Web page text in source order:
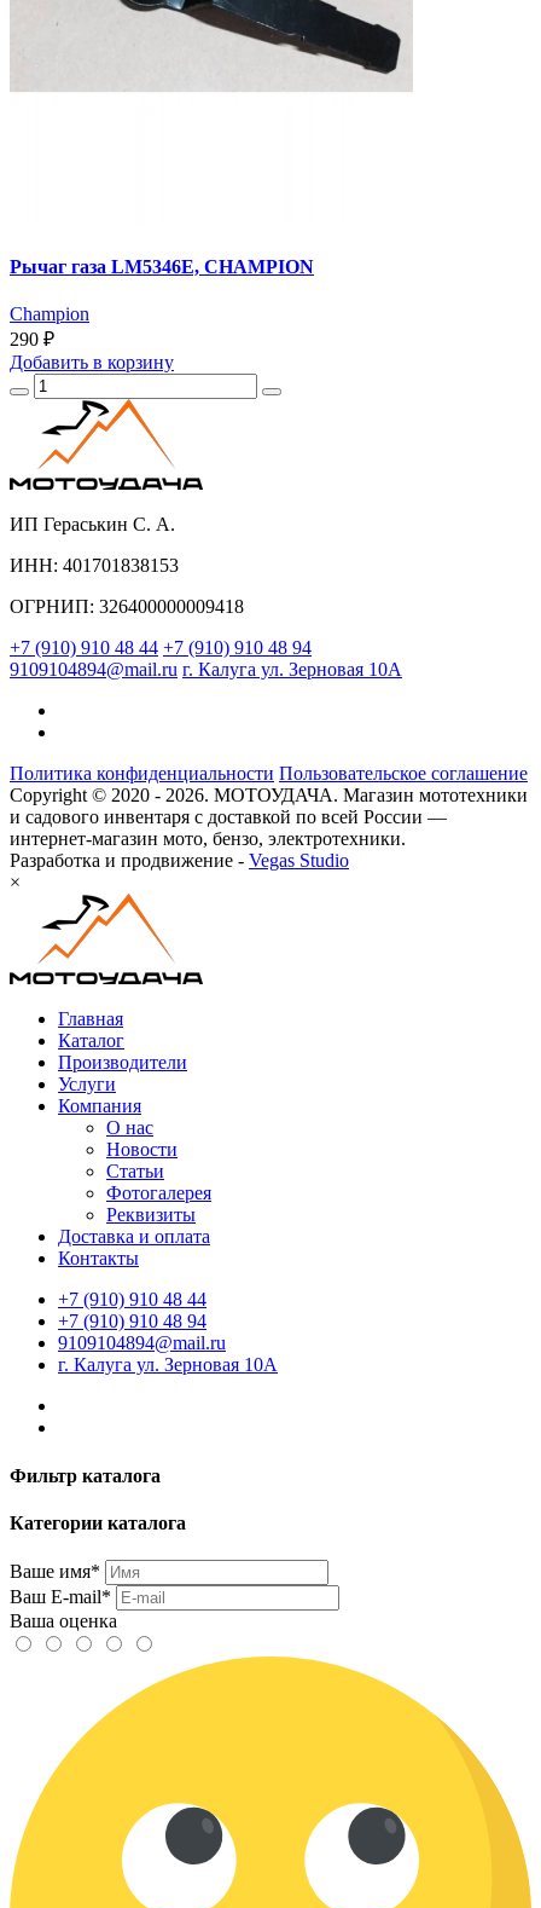
Рычаг газа LM5346E, CHAMPION
Champion
290 ₽
Добавить в корзину
ИП Гераськин С. А.
ИНН: 401701838153
ОГРНИП: 326400000009418
+7 (910) 910 48 44 +7 (910) 910 48 94
9109104894@mail.ru г. Калуга ул. Зерновая 10А
Политика конфиденциальности Пользовательское соглашение
Copyright © 2020 - 2026. МОТОУДАЧА. Магазин мототехники
и садового инвентаря с доставкой по всей России —
интернет-магазин мото, бензо, электротехники.
Разработка и продвижение - Vegas Studio
×
Главная
Каталог
Производители
Услуги
Компания
О нас
Новости
Статьи
Фотогалерея
Реквизиты
Доставка и оплата
Контакты
+7 (910) 910 48 44
+7 (910) 910 48 94
9109104894@mail.ru
г. Калуга ул. Зерновая 10А
Фильтр каталога
Категории каталога
Ваше имя*
Ваш E-mail*
Ваша оценка